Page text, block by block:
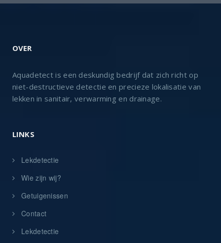
OVER
Aquadetect is een deskundig bedrijf dat zich richt op
niet-destructieve detectie en precieze lokalisatie van
lekken in sanitair, verwarming en drainage.
LINKS
Lekdetectie
Wie zijn wij?
Getuigenissen
Contact
Lekdetectie